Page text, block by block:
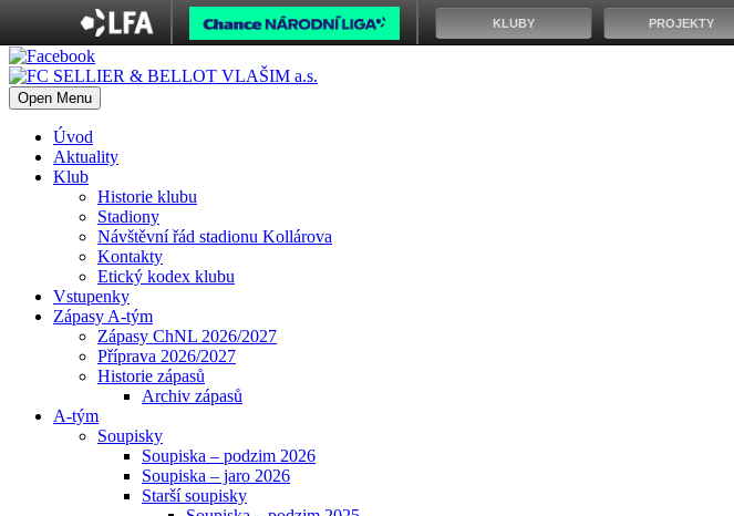
Open Menu
Úvod
Aktuality
Klub
Historie klubu
Stadiony
Návštěvní řád stadionu Kollárova
Kontakty
Etický kodex klubu
Vstupenky
Zápasy A-tým
Zápasy ChNL 2026/2027
Příprava 2026/2027
Historie zápasů
Archiv zápasů
A-tým
Soupisky
Soupiska – podzim 2026
Soupiska – jaro 2026
Starší soupisky
KLUBY PROJEKTY